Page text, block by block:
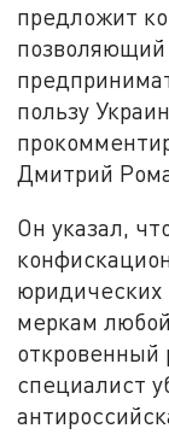
предложит
пользу
Дмитрий
Он указал,
юридических
меркам
откровенный
специалист